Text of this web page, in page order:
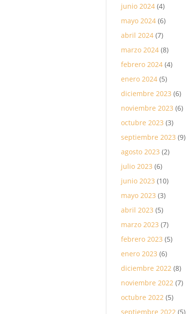
junio 2024 (4)
mayo 2024 (6)
abril 2024 (7)
marzo 2024 (8)
febrero 2024 (4)
enero 2024 (5)
diciembre 2023 (6)
noviembre 2023 (6)
octubre 2023 (3)
septiembre 2023 (9)
agosto 2023 (2)
julio 2023 (6)
junio 2023 (10)
mayo 2023 (3)
abril 2023 (5)
marzo 2023 (7)
febrero 2023 (5)
enero 2023 (6)
diciembre 2022 (8)
noviembre 2022 (7)
octubre 2022 (5)
septiembre 2022 (5)